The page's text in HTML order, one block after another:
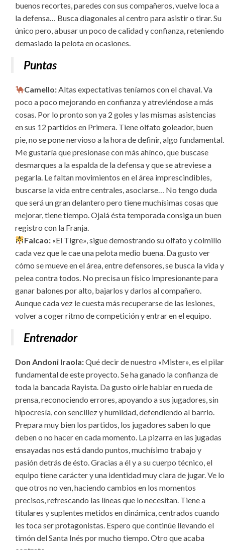
buenos recortes, paredes con sus compañeros, vuelve loca a
la defensa… Busca diagonales al centro para asistir o tirar. Su
único pero, abusar un poco de calidad y confianza, reteniendo
demasiado la pelota en ocasiones.
Puntas
Camello:Altas expectativas teníamos con el chaval. Va
poco a poco mejorando en confianza y atreviéndose a más
cosas. Por lo pronto son ya 2 goles y las mismas asistencias
en sus 12 partidos en Primera. Tiene olfato goleador, buen
pie, no se pone nervioso a la hora de definir, algo fundamental.
Me gustaría que presionase con más ahínco, que buscase
desmarques a la espalda de la defensa y que se atreviese a
pegarla. Le faltan movimientos en el área imprescindibles,
buscarse la vida entre centrales, asociarse… No tengo duda
que será un gran delantero pero tiene muchísimas cosas que
mejorar, tiene tiempo. Ojalá ésta temporada consiga un buen
registro con la Franja.
Falcao: «El Tigre», sigue demostrando su olfato y colmillo
cada vez que le cae una pelota medio buena. Da gusto ver
cómo se mueve en el área, entre defensores, se busca la vida y
pelea contra todos. No precisa un físico impresionante para
ganar balones por alto, bajarlos y darlos al compañero.
Aunque cada vez le cuesta más recuperarse de las lesiones,
volver a coger ritmo de competición y entrar en el equipo.
Entrenador
Don Andoni Iraola:Qué decir de nuestro «Mister», es el pilar
fundamental de este proyecto. Se ha ganado la confianza de
toda la bancada Rayista. Da gusto oírle hablar en rueda de
prensa, reconociendo errores, apoyando a sus jugadores, sin
hipocresía, con sencillez y humildad, defendiendo al barrio.
Prepara muy bien los partidos, los jugadores saben lo que
deben o no hacer en cada momento. La pizarra en las jugadas
ensayadas nos está dando puntos, muchísimo trabajo y
pasión detrás de ésto. Gracias a él y a su cuerpo técnico, el
equipo tiene carácter y una identidad muy clara de jugar. Ve lo
que otros no ven, haciendo cambios en los momentos
precisos, refrescando las líneas que lo necesitan. Tiene a
titulares y suplentes metidos en dinámica, centrados cuando
les toca ser protagonistas. Espero que continúe llevando el
timón del Santa Inés por mucho tiempo. Otro que acaba